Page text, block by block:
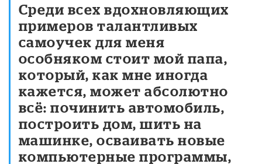
Среди всех вдохновляющих
примеров талантливых
самоучек для меня
особняком стоит мой папа,
который, как мне иногда
кажется, может абсолютно
всё: починить автомобиль,
построить дом, шить на
машинке, осваивать новые
компьютерные программы,